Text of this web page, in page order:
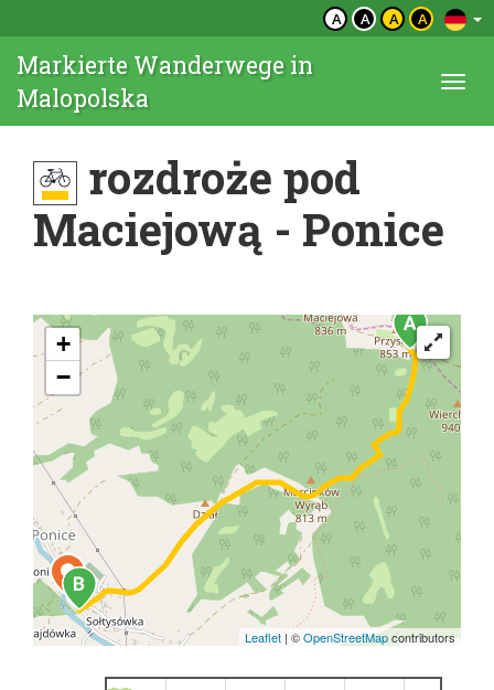
A A A A
Markierte Wanderwege in
Malopolska
rozdroże pod
Maciejową - Ponice
+
−
Leaflet | ©OpenStreetMapcontributors